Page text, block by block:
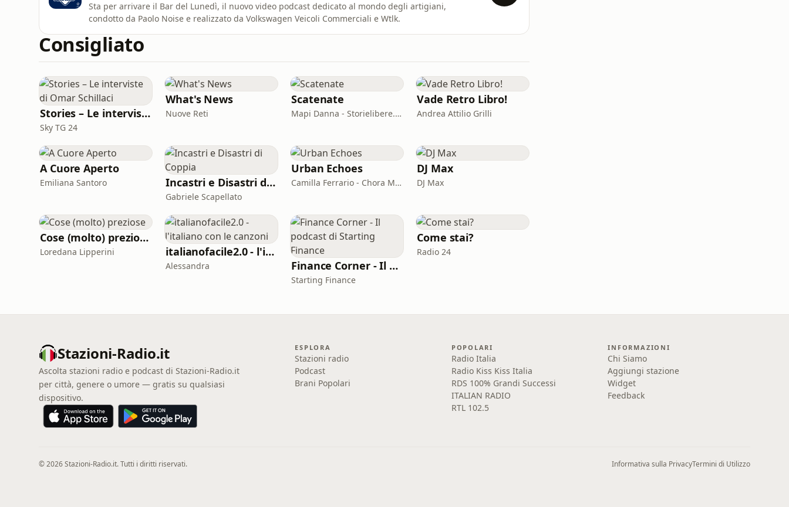
Sta per arrivare il Bar del Lunedì, il nuovo video podcast dedicato al mondo degli artigiani,
condotto da Paolo Noise e realizzato da Volkswagen Veicoli Commerciali e Wtlk.
Consigliato
Stories – Le interviste di Omar Schillaci
Sky TG 24
What's News
Nuove Reti
Scatenate
Mapi Danna - Storielibere.fm
Vade Retro Libro!
Andrea Attilio Grilli
A Cuore Aperto
Emiliana Santoro Incastri e Disastri di Coppia
Gabriele Scapellato
Urban Echoes
Camilla Ferrario - Chora Media
DJ Max
DJ Max
Cose (molto) preziose
Loredana Lipperini italianofacile2.0 - l'italiano con le canzoni
Alessandra Finance Corner - Il podcast di Starting Finance
Starting Finance
Come stai?
Radio 24
Stazioni-Radio.it
Ascolta stazioni radio e podcast di Stazioni-Radio.it
per città, genere o umore — gratis su qualsiasi
dispositivo.
ESPLORA
Stazioni radio
Podcast
Brani Popolari
POPOLARI
Radio Italia
Radio Kiss Kiss Italia
RDS 100% Grandi Successi
ITALIAN RADIO
RTL 102.5
INFORMAZIONI
Chi Siamo
Aggiungi stazione
Widget
Feedback
© 2026 Stazioni-Radio.it. Tutti i diritti riservati. Informativa sulla PrivacyTermini di Utilizzo